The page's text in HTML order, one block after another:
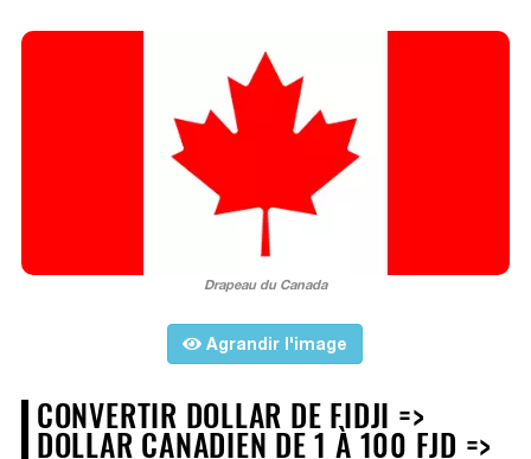
Drapeau du Canada
Agrandir l'image
CONVERTIR DOLLAR DE FIDJI =>
DOLLAR CANADIEN DE 1 À 100 FJD =>